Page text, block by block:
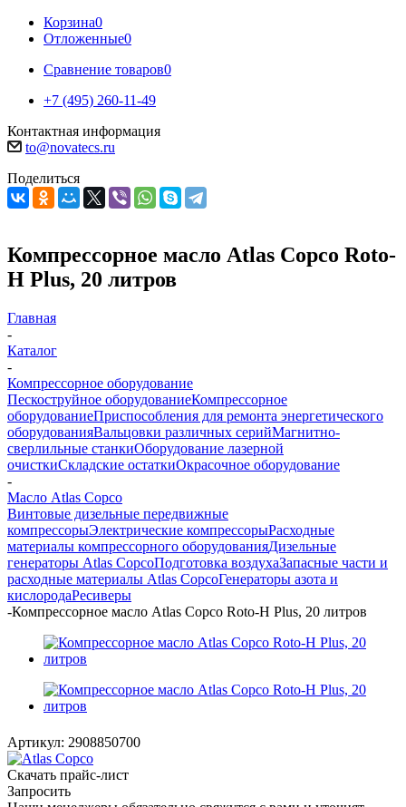
Корзина0
Отложенные0
Сравнение товаров0
+7 (495) 260-11-49
Контактная информация
to@novatecs.ru
Поделиться
Компрессорное масло Atlas Copco Roto-
H Plus, 20 литров
Главная
-
Каталог
-
Компрессорное оборудование
Пескоструйное оборудованиеКомпрессорное
оборудованиеПриспособления для ремонта энергетического
оборудованияВальцовки различных серийМагнитно-
сверлильные станкиОборудование лазерной
очисткиСкладские остаткиОкрасочное оборудование
-
Масло Atlas Copco
Винтовые дизельные передвижные
компрессорыЭлектрические компрессорыРасходные
материалы компрессорного оборудованияДизельные
генераторы Atlas CopcoПодготовка воздухаЗапасные части и
расходные материалы Atlas CopcoГенераторы азота и
кислородаРесиверы
-Компрессорное масло Atlas Copco Roto-H Plus, 20 литров
Артикул: 2908850700
Скачать прайс-лист
Запросить